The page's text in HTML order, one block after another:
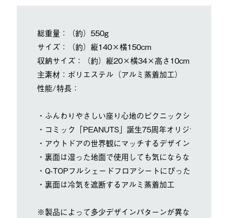
総重量：（約）550g
サイズ：（約）縦140×横150cm
収納サイズ：（約）縦20×横34×高さ10cm
主素材：ポリエステル（アルミ蒸着加工）
性能/特長：
・ふんわりやさしい座り心地のピクニックシート
・コミック「PEANUTS」誕生75周年オリジナルモデル
・アウトドアの世界観にマッチするデザイン
・裏面は湿った地面で使用しても気にならない防水生地
・Q-TOPフルシェードフロアシートにぴったりサイズ
・裏面は冷気を遮断するアルミ蒸着加工
※製品によって多少デザインパターンが異なります。